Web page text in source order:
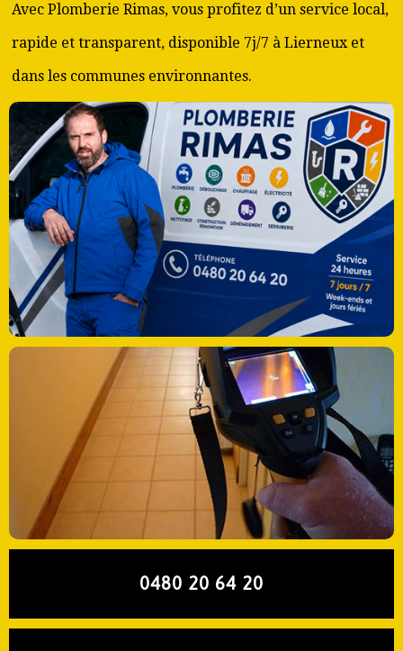
Avec Plomberie Rimas, vous profitez d’un service local,
rapide et transparent, disponible 7j/7 à Lierneux et
dans les communes environnantes.
0480 20 64 20